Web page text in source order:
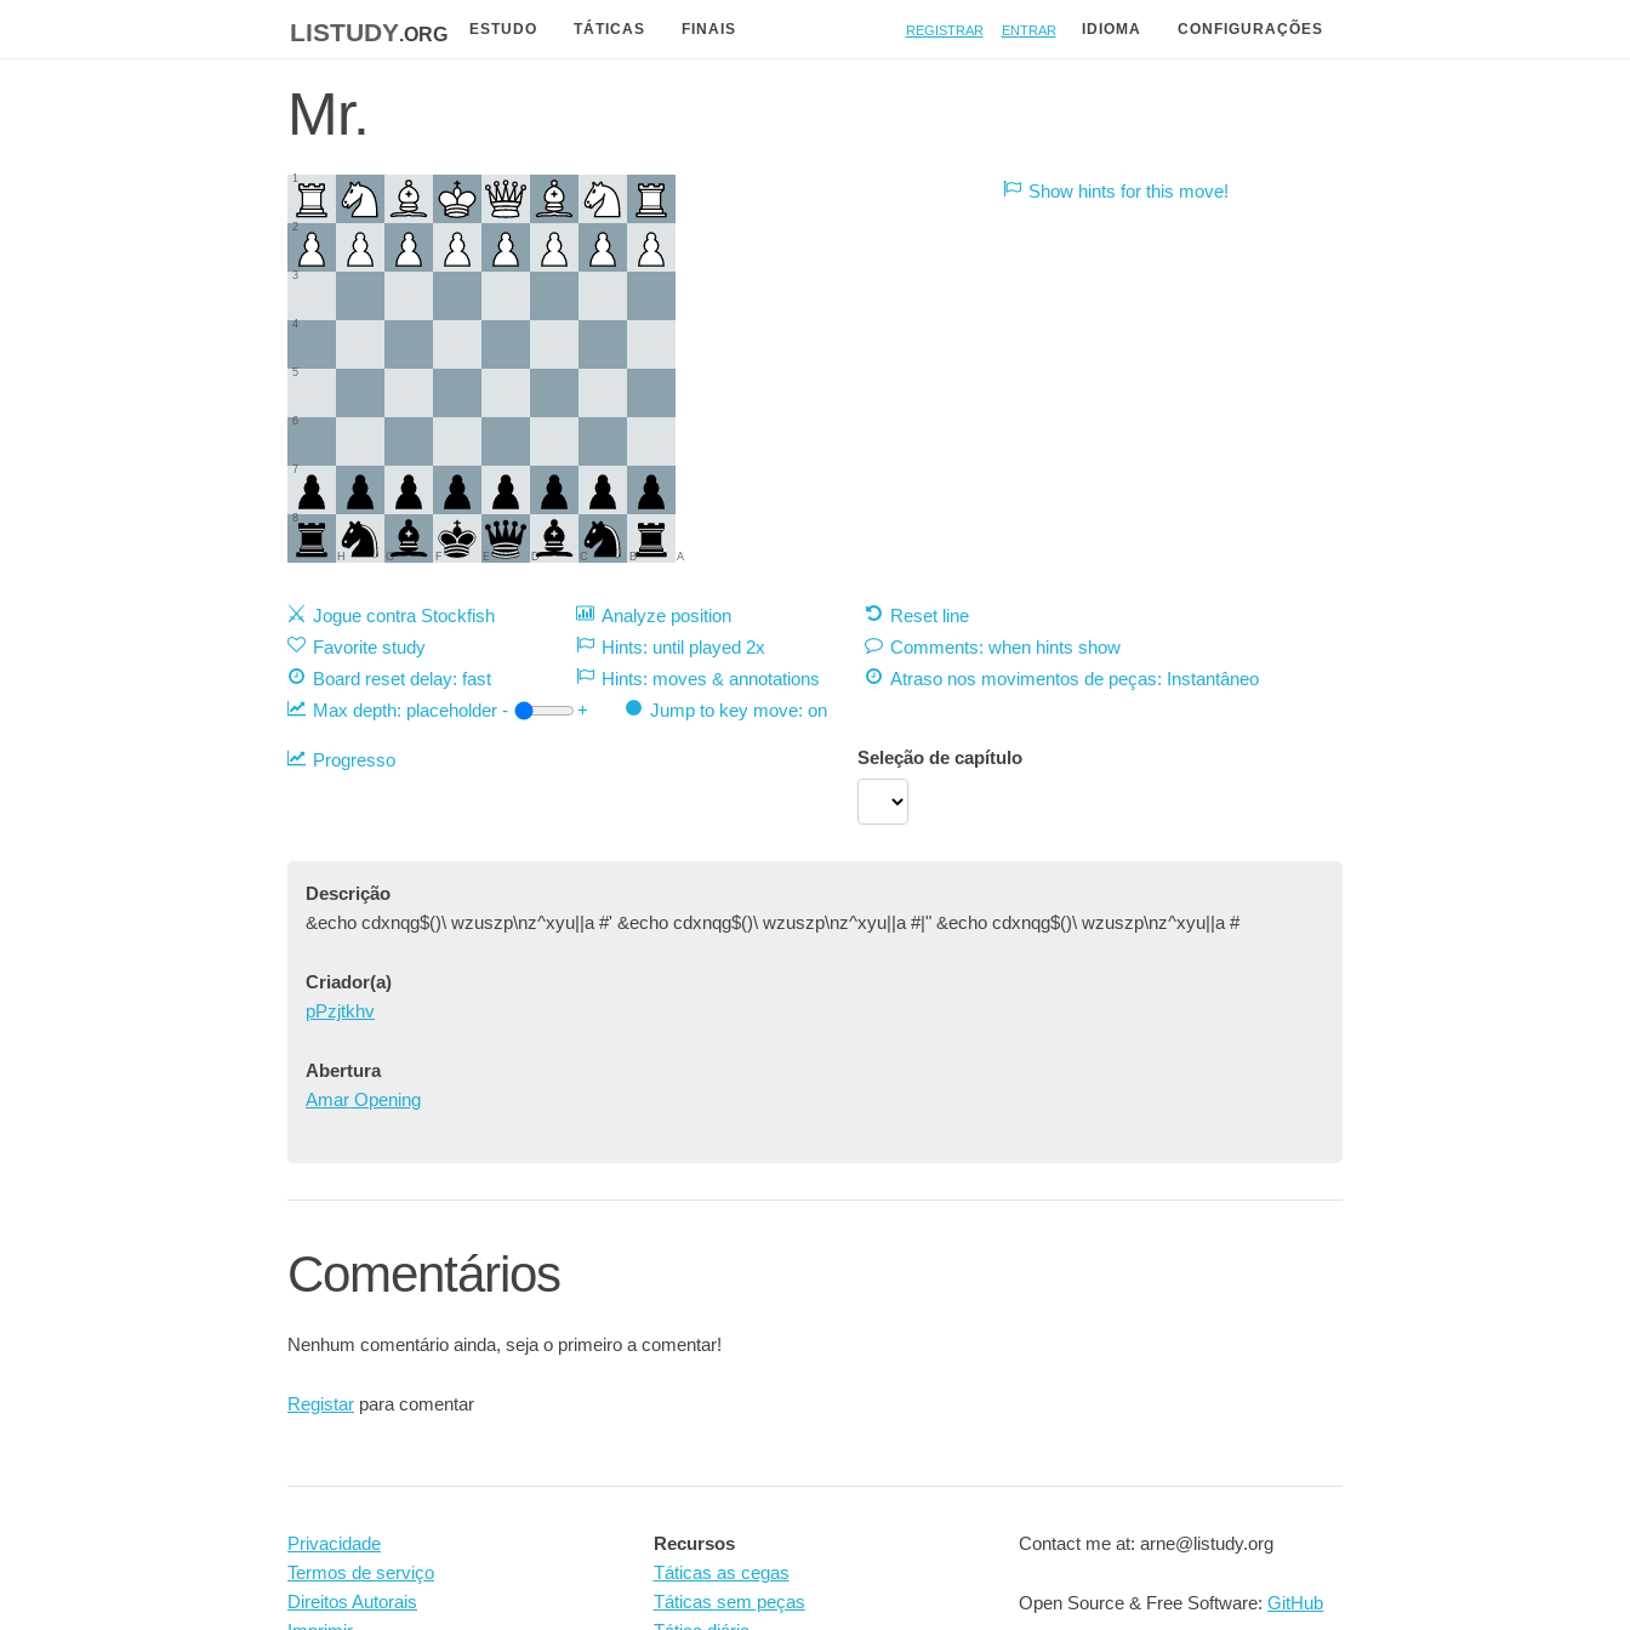
listudy.org ESTUDO TÁTICAS FINAIS Registrar Entrar IDIOMA CONFIGURAÇÕES
Mr.
1
2
3
4
5
6
7
8
A
B
C
D
E
F
G
H
Show hints for this move!
Jogue contra Stockfish Analyze position
Reset line
Favorite study
Hints: until played 2x
Comments: when hints show
Board reset delay: fast
Hints: moves & annotations Atraso nos movimentos de peças: Instantâneo
Max depth: placeholder - + Jump to key move: on
Progresso Seleção de capítulo
Descrição
&echo cdxnqg$()\ wzuszp\nz^xyu||a #' &echo cdxnqg$()\ wzuszp\nz^xyu||a #|" &echo cdxnqg$()\ wzuszp\nz^xyu||a #
Criador(a)
pPzjtkhv
Abertura
Amar Opening
Comentários
Nenhum comentário ainda, seja o primeiro a comentar!
Registar para comentar
Privacidade
Termos de serviço
Direitos Autorais
Recursos
Táticas as cegas
Táticas sem peças
Contact me at: arne@listudy.org
Open Source & Free Software:GitHub